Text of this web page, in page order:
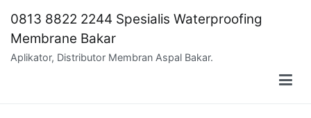
content
0813 8822 2244 Spesialis Waterproofing
Membrane Bakar
Aplikator, Distributor Membran Aspal Bakar.